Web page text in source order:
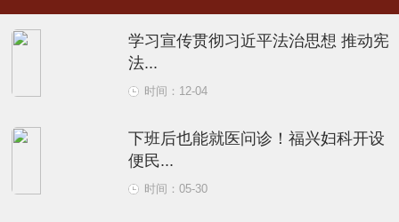
学习宣传贯彻习近平法治思想 推动宪
法...
时间：12-04
下班后也能就医问诊！福兴妇科开设
便民...
时间：05-30